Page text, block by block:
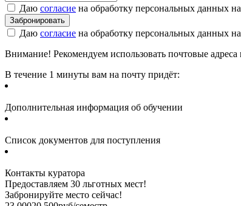
Даю согласие на обработку персональных данных
Даю согласие на обработку персональных данных
Внимание! Рекомендуем использовать почтовые
В течение 1 минуты вам на почту придёт:
Дополнительная информация об обучении
Список документов для поступления
Контакты куратора
Предоставляем 30 льготных мест!
Забронируйте место сейчас!